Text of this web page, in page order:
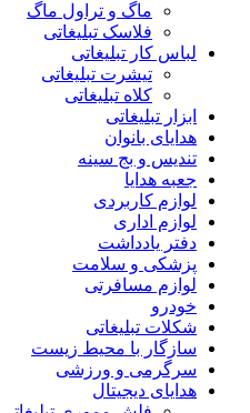
ماگ و تراول ماگ
فلاسک تبلیغاتی
لباس کار تبلیغاتی
تیشرت تبلیغاتی
کلاه تبلیغاتی
ابزار تبلیغاتی
هدایای بانوان
تندیس و بج سینه
جعبه هدایا
لوازم کاربردی
لوازم اداری
دفتر یادداشت
پزشکی و سلامت
لوازم مسافرتی
خودرو
شکلات تبلیغاتی
سازگار با محیط زیست
سرگرمی و ورزشی
هدایای دیجیتال